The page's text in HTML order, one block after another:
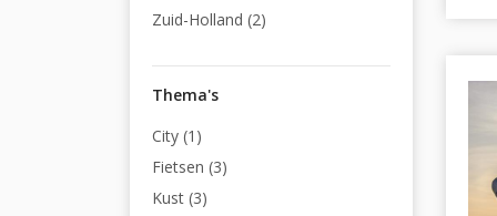
Zuid-Holland (2)
Thema's
City (1)
Fietsen (3)
Kust (3)